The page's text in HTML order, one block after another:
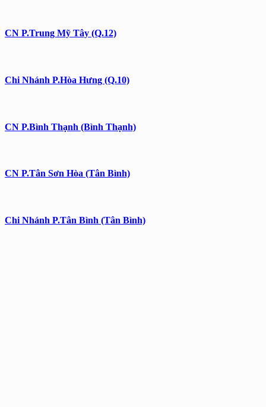
CN P.Trung Mỹ Tây (Q.12)
Chi Nhánh P.Hòa Hưng (Q.10)
CN P.Bình Thạnh (Bình Thạnh)
CN P.Tân Sơn Hòa (Tân Bình)
Chi Nhánh P.Tân Bình (Tân Bình)